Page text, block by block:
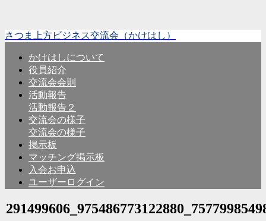
さつま上方ビジネス交流会（かけはし）
かけはしについて
役員紹介
交流会会則
活動報告
活動報告２
交流会の様子
交流会の様子
掲示板
マッチング掲示板
入会お申込
ユーザーログイン